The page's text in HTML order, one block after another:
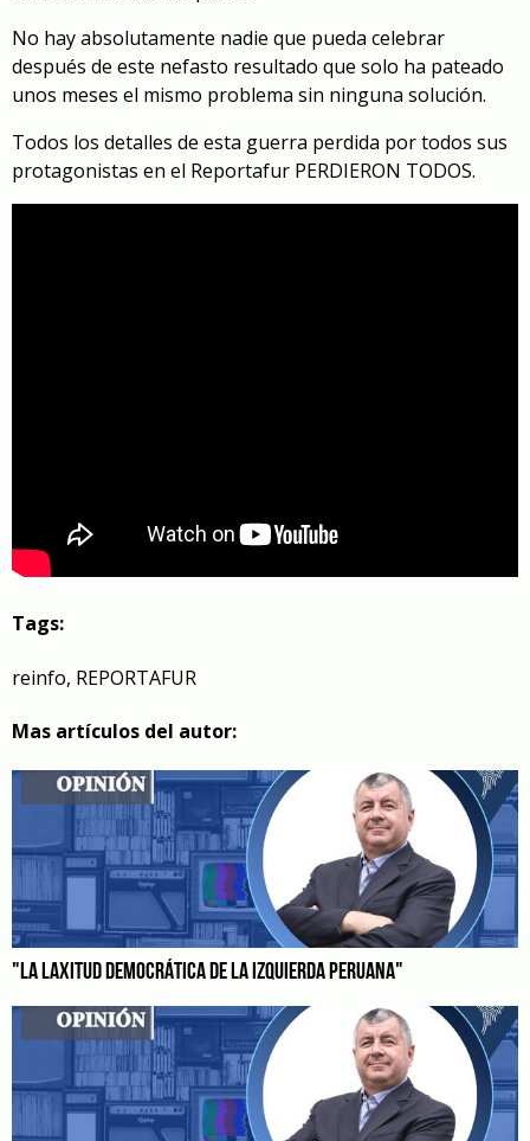
No hay absolutamente nadie que pueda celebrar
después de este nefasto resultado que solo ha pateado
unos meses el mismo problema sin ninguna solución.
Todos los detalles de esta guerra perdida por todos sus
protagonistas en el Reportafur PERDIERON TODOS.
Tags:
reinfo, REPORTAFUR
Mas artículos del autor:
"LA LAXITUD DEMOCRÁTICA DE LA IZQUIERDA PERUANA"